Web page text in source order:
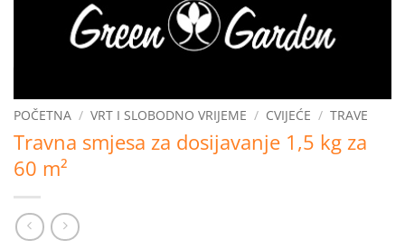
POČETNA / VRT I SLOBODNO VRIJEME / CVIJEĆE / TRAVE
Travna smjesa za dosijavanje 1,5 kg za
60 m²